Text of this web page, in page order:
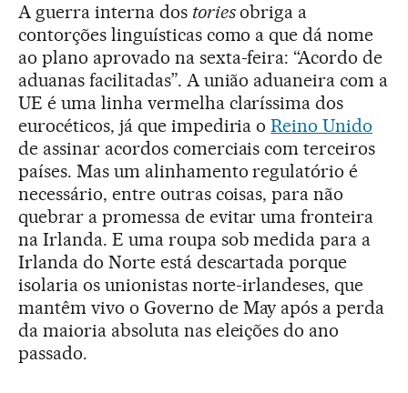
A guerra interna dos toriesobriga a
contorções linguísticas como a que dá nome
ao plano aprovado na sexta-feira: “Acordo de
aduanas facilitadas”. A união aduaneira com a
UE é uma linha vermelha claríssima dos
eurocéticos, já que impediria oReino Unido
de assinar acordos comerciais com terceiros
países. Mas um alinhamento regulatório é
necessário, entre outras coisas, para não
quebrar a promessa de evitar uma fronteira
na Irlanda. E uma roupa sob medida para a
Irlanda do Norte está descartada porque
isolaria os unionistas norte-irlandeses, que
mantêm vivo o Governo de May após a perda
da maioria absoluta nas eleições do ano
passado.